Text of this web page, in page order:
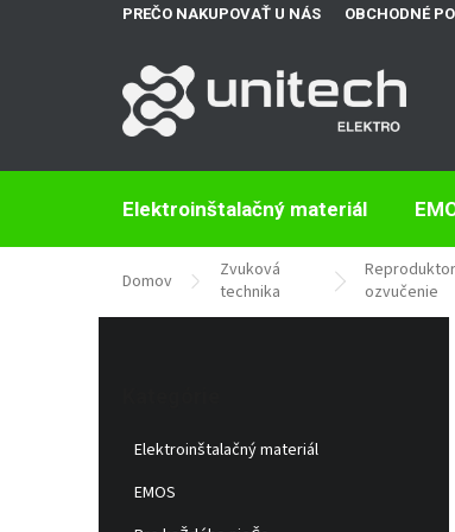
PREČO NAKUPOVAŤ U NÁS OBCHODNÉ
Elektroinštalačný materiál
Domov
Zvuková
technika
ozvučenie
Elektroinštalačný materiál
EMOS